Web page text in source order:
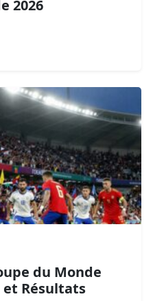
2026
du Monde
et Résultats